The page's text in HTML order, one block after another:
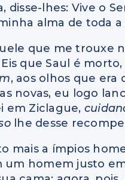
disse-lhes: Vive o
alma de toda
que me trouxe
que Saul é
, aos olhos que era
novas, eu logo
em Ziclague,
lhe desse
mais a ímpios
um homem justo